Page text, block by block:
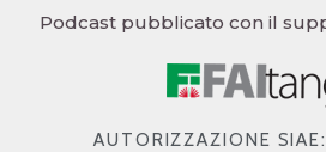
Podcast pubblicato con il
AUTORIZZAZIONE